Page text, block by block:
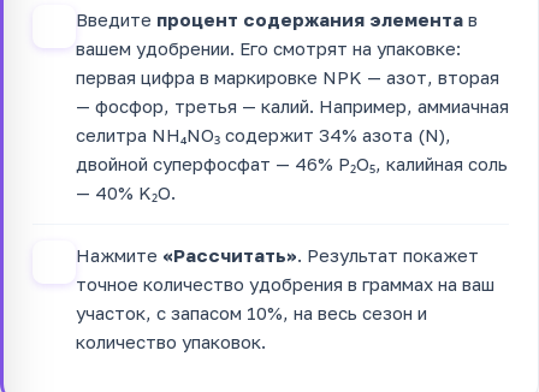
Введите процент содержания элемента в
вашем удобрении. Его смотрят на упаковке:
первая цифра в маркировке NPK — азот, вторая
— фосфор, третья — калий. Например, аммиачная
селитра NH₄NO₃ содержит 34% азота (N),
двойной суперфосфат — 46% P₂O₅, калийная соль
— 40% K₂O.
Нажмите «Рассчитать». Результат покажет
точное количество удобрения в граммах на ваш
участок, с запасом 10%, на весь сезон и
количество упаковок.